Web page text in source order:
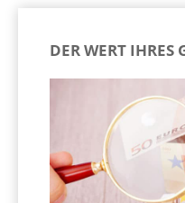
DER WERT IHRES